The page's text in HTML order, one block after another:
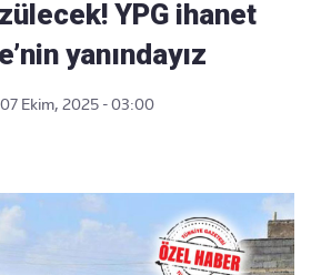
YPG ihanet
yanındayız
07 Ekim, 2025 - 03:00